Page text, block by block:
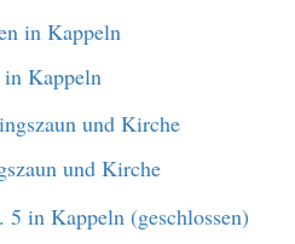
in Kappeln
und Kirche